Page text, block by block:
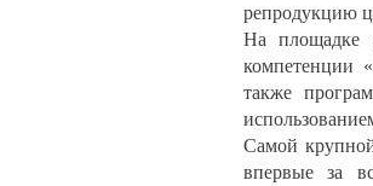
репродукцию
На площадке
компетенции
также
Самой
впервые за